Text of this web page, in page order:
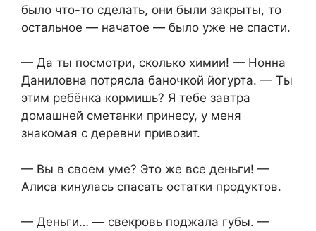
было что-то сделать, они были закрыты, то
остальное — начатое — было уже не спасти.
— Да ты посмотри, сколько химии! — Нонна
Даниловна потрясла баночкой йогурта. — Ты
этим ребёнка кормишь? Я тебе завтра
домашней сметанки принесу, у меня
знакомая с деревни привозит.
— Вы в своем уме? Это же все деньги! —
Алиса кинулась спасать остатки продуктов.
— Деньги… — свекровь поджала губы. —